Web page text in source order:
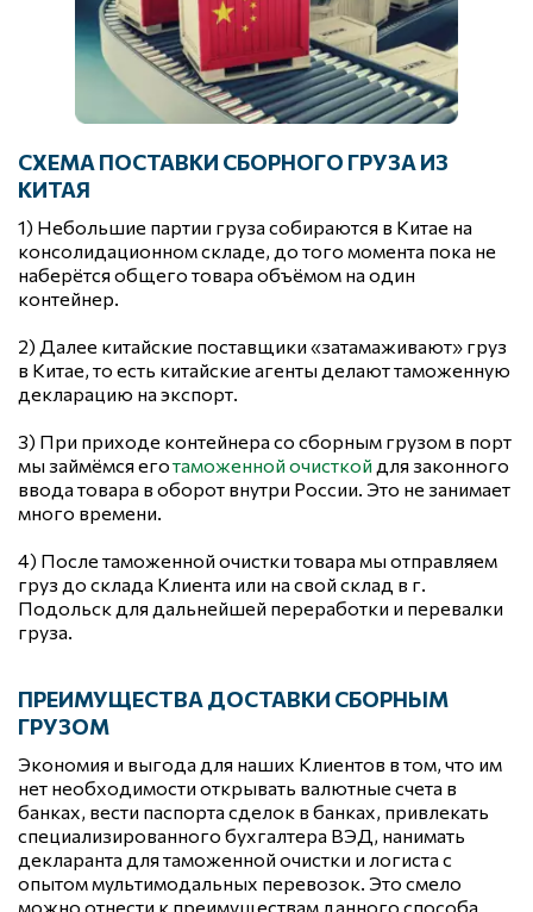
СХЕМА ПОСТАВКИ СБОРНОГО ГРУЗА ИЗ
КИТАЯ
1) Небольшие партии груза собираются в Китае на
консолидационном складе, до того момента пока не
наберётся общего товара объёмом на один
контейнер.
2) Далее китайские поставщики «затамаживают» груз
в Китае, то есть китайские агенты делают таможенную
декларацию на экспорт.
3) При приходе контейнера со сборным грузом в порт
мы займёмся его таможенной очисткой для законного
ввода товара в оборот внутри России. Это не занимает
много времени.
4) После таможенной очистки товара мы отправляем
груз до склада Клиента или на свой склад в г.
Подольск для дальнейшей переработки и перевалки
груза.
ПРЕИМУЩЕСТВА ДОСТАВКИ СБОРНЫМ
ГРУЗОМ
Экономия и выгода для наших Клиентов в том, что им
нет необходимости открывать валютные счета в
банках, вести паспорта сделок в банках, привлекать
специализированного бухгалтера ВЭД, нанимать
декларанта для таможенной очистки и логиста с
опытом мультимодальных перевозок. Это смело
можно отнести к преимуществам данного способа